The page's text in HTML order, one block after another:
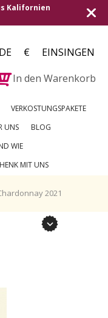
DE €
EINSINGEN
In den Warenkorb
VERKOSTUNGSPAKETE
UNS
BLOG
WIE
MIT UNS
2021